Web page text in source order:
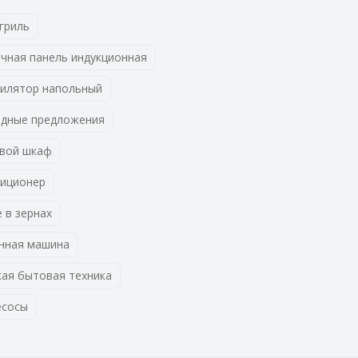
панель индукционная
напольный
предложения
шкаф
зернах
машина
бытовая техника